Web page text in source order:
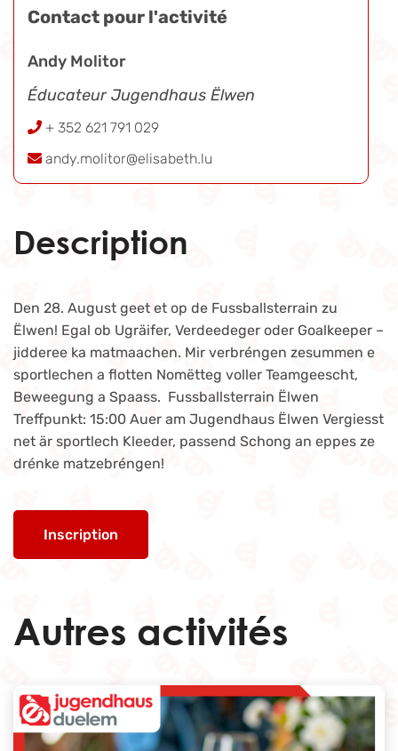
Contact pour l'activité
Andy Molitor
Éducateur Jugendhaus Ëlwen
+ 352 621 791 029
andy.molitor@elisabeth.lu
Description
Den 28. August geet et op de Fussballsterrain zu
Ëlwen! Egal ob Ugräifer, Verdeedeger oder Goalkeeper –
jidderee ka matmaachen. Mir verbréngen zesummen e
sportlechen a flotten Nomëtteg voller Teamgeescht,
Beweegung a Spaass. Fussballsterrain Ëlwen
Treffpunkt: 15:00 Auer am Jugendhaus Ëlwen Vergiesst
net är sportlech Kleeder, passend Schong an eppes ze
drénke matzebréngen!
Inscription
Autres activités